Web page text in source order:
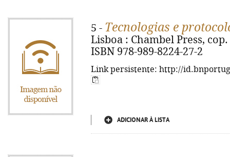
5 - Tecnologias e
Lisboa : Chambel Press,
ISBN 978-989-8224-27-2
Link persistente: http://
ADICIONAR À LISTA